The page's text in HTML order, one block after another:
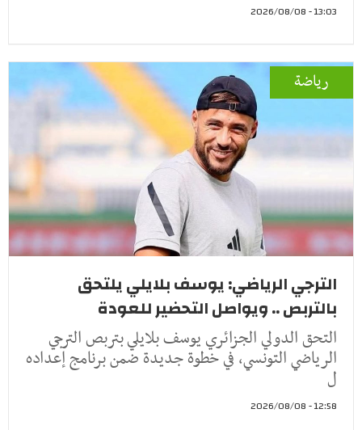
13:03 - 2026/08/08
رياضة
الترجي الرياضي: يوسف بلايلي يلتحق
بالتربص .. ويواصل التحضير للعودة
التحق الدولي الجزائري يوسف بلايلي بتربص الترجي
الرياضي التونسي، في خطوة جديدة ضمن برنامج إعداده
ل
12:58 - 2026/08/08